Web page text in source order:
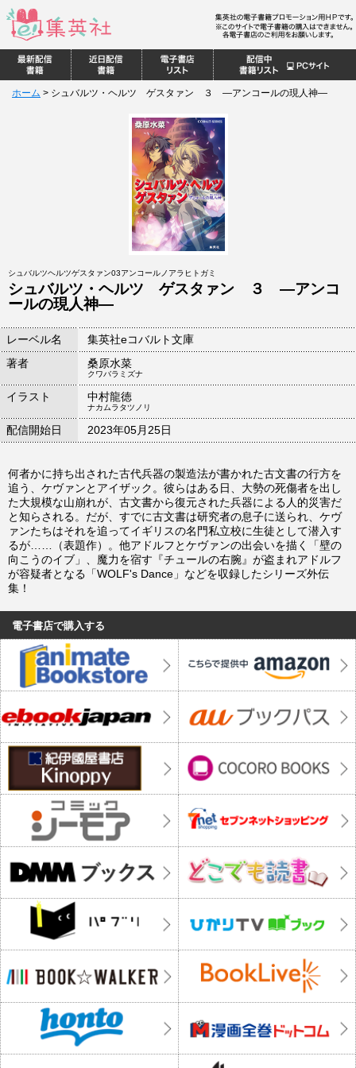
ホーム > シュバルツ・ヘルツ ゲスタァン ３ ―アンコールの現人神―
シュバルツヘルツゲスタァン03アンコールノアラヒトガミ
シュバルツ・ヘルツ ゲスタァン ３ ―アンコ
ールの現人神―
レーベル名
集英社eコバルト文庫
著者
桑原水菜
クワバラミズナ
イラスト 中村龍徳
ナカムラタツノリ
配信開始日 2023年05月25日
何者かに持ち出された古代兵器の製造法が書かれた古文書の行方を
追う、ケヴァンとアイザック。彼らはある日、大勢の死傷者を出し
た大規模な山崩れが、古文書から復元された兵器による人的災害だ
と知らされる。だが、すでに古文書は研究者の息子に送られ、ケヴ
ァンたちはそれを追ってイギリスの名門私立校に生徒として潜入す
るが……（表題作）。他アドルフとケヴァンの出会いを描く「壁の
向こうのイブ」、魔力を宿す『チュールの右腕』が盗まれアドルフ
が容疑者となる「WOLF's Dance」などを収録したシリーズ外伝
集！
電子書店で購入する